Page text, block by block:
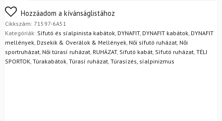
FoxPost
Nem biztos a választásában? Semmi gond – a terméket
egyszerűen visszaküldheti 14 napon belül, indoklás nélkül.
Mik a visszaküldés feltételei?
Hozzáadom a kívánságlistához
Cikkszám: 71597-6A51
Kategóriák: Sífutó és síalpinista kabátok DYNAFIT, DYNAFIT kabátok DYNAFIT
mellények Dzsekik & Overálok & Mellények Női sífutó ruházat Női
sportruházat Női túrasí ruházat RUHÁZAT, Sífutó kabát Sífutó ruházat TÉLI
SPORTOK Túrakabátok Túrasí ruházat Túrasízés, síalpinizmus